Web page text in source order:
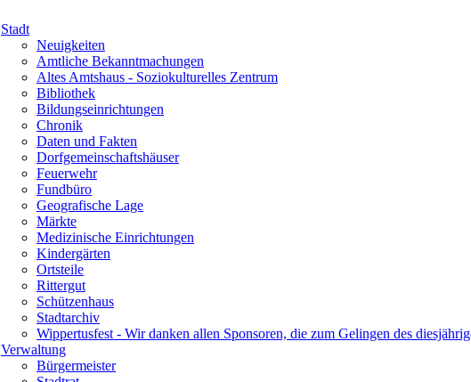
Stadt
Neuigkeiten
Amtliche Bekanntmachungen
Altes Amtshaus - Soziokulturelles Zentrum
Bibliothek
Bildungseinrichtungen
Chronik
Daten und Fakten
Dorfgemeinschaftshäuser
Feuerwehr
Fundbüro
Geografische Lage
Märkte
Medizinische Einrichtungen
Kindergärten
Ortsteile
Rittergut
Schützenhaus
Stadtarchiv
Wippertusfest - Wir danken allen Sponsoren, die zum Gelingen des
Verwaltung
Bürgermeister